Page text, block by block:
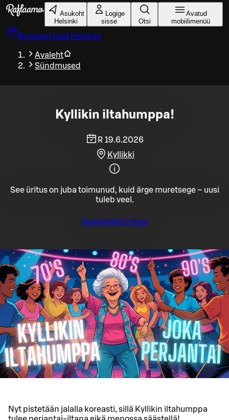
Liigu peamise sisu juurde
Asukoht
Helsinki
Logige
sisse
Otsi
Avatud
mobiilimenüü
Broneeri laud Helsinki
Avaleht
Sündmused
Kyllikin iltahumppa!
R 19.6.2026
Kyllikki
See üritus on juba toimunud, kuid ärge muretsege – uusi
tuleb veel.
Vaata kõiki üritusi
Nyt pistetään jalalla koreasti, sillä Kyllikin iltahumppa